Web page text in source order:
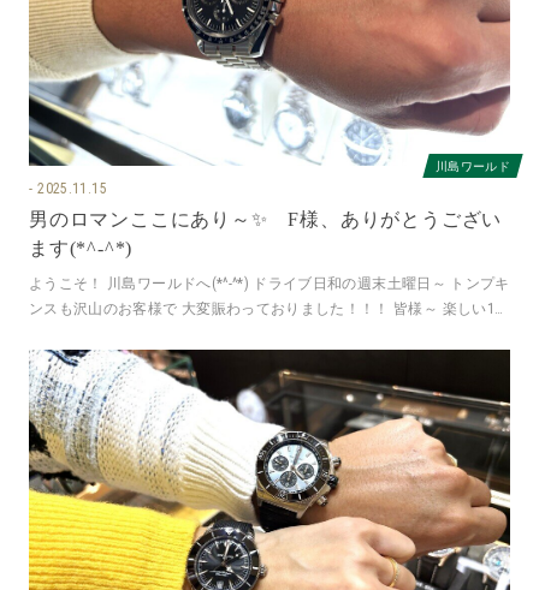
川島ワールド
2025.11.15
男のロマンここにあり～✨ F様、ありがとうござい
ます(*^-^*)
ようこそ！ 川島ワールドへ(*^-^*) ドライブ日和の週末土曜日～ トンプキ
ンスも沢山のお客様で 大変賑わっておりました！！！ 皆様～ 楽しい1日